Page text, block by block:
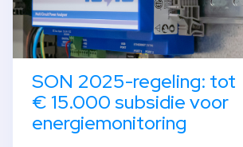
SON 2025-regeling: tot
€ 15.000 subsidie voor
energiemonitoring